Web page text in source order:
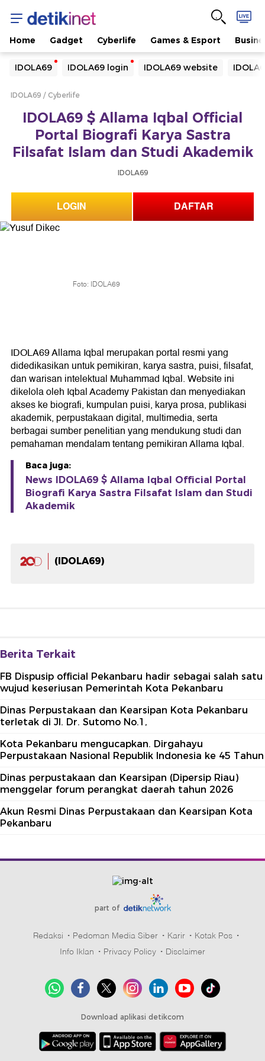
Home Gadget Cyberlife Games & Esport
IDOLA69 IDOLA69 login IDOLA69 website
Yang sedang ramai dicari
Loading...
Loading...
IDOLA69 Cyberlife
IDOLA69 $ Allama Iqbal Official
Portal Biografi Karya Sastra
Filsafat Islam dan Studi Akademik
IDOLA69
LOGIN DAFTAR
Foto: IDOLA69
IDOLA69 Allama Iqbal merupakan portal resmi yang
didedikasikan untuk pemikiran, karya sastra, puisi, filsafat,
dan warisan intelektual Muhammad Iqbal. Website ini
dikelola oleh Iqbal Academy Pakistan dan menyediakan
akses ke biografi, kumpulan puisi, karya prosa, publikasi
akademik, perpustakaan digital, multimedia, serta
berbagai sumber penelitian yang mendukung studi dan
pemahaman mendalam tentang pemikiran Allama Iqbal.
Baca juga:
News IDOLA69 $ Allama Iqbal Official Portal
Biografi Karya Sastra Filsafat Islam dan Studi
Akademik
(IDOLA69)
Berita Terkait
FB Dispusip official Pekanbaru hadir sebagai salah satu
wujud keseriusan Pemerintah Kota Pekanbaru
Dinas Perpustakaan dan Kearsipan Kota Pekanbaru
terletak di Jl. Dr. Sutomo No.1,
Kota Pekanbaru mengucapkan. Dirgahayu
Perpustakaan Nasional Republik Indonesia ke 45 Tahun
Dinas perpustakaan dan Kearsipan (Dipersip Riau)
menggelar forum perangkat daerah tahun 2026
Akun Resmi Dinas Perpustakaan dan Kearsipan Kota
Pekanbaru
part of
Redaksi Pedoman Media Siber Karir
Kotak Pos
Info Iklan
Privacy Policy Disclaimer
Download aplikasi detikcom